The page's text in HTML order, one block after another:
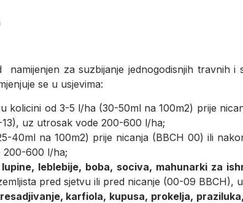
namijenjen za suzbijanje jednogodisnjih travnih
se u usjevima:
u kolicini od 3-5 l/ha (30-50ml na 100m2) prije
uz utrosak vode 200-600 l/ha;
40ml na 100m2) prije nicanja (BBCH 00) ili
200-600 l/ha;
leblebije, boba, sociva, mahunarki za
pred sjetvu ili pred nicanje (00-09 BBCH),
karfiola, kupusa, prokelja,